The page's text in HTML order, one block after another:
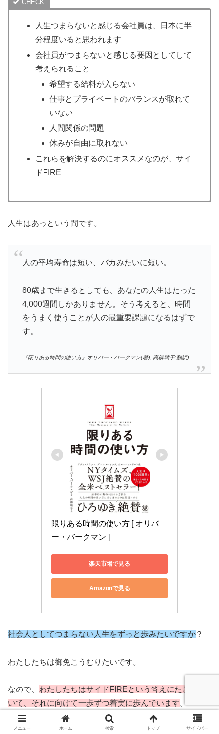
人生つまらないと感じる会社員は、日本に半
分程度いると思われます
会社員がつまらないと感じる要因としてして
考えられること
希望する給料が入らない
仕事とプライベートのバランスが取れて
いない
人間関係の問題
休みが自由に取れない
これらを解決するのにオススメなのが、サイ
ドFIRE
人生はあっという間です。
人の平均寿命は短い、バカみたいに短い。
80歳まで生きるとしても、あなたの人生はたった
4,000週間しかありません。そう考えると、時間
をうまく使うことが人の最重要課題になるはずで
す。
『限りある時間の使い方』オリバー・バークマン(著), 高橋璃子(翻訳)
限りある時間の使い方 [ オリバ
ー・バークマン ]
楽天市場で見る
Amazonで見る
社会人としてつまらない人生をずっと歩みたいですか ？
わたしたちは御免こうむりたいです。
なので、 わたしたちはサイドFIREという答えにたどり着
いて、それに向けて一歩ずつ着実に歩んでいます。
わたしたちも日々、稼ぐ力を鍛えるために奮闘していま
メニュー ホーム 検索 トップ サイドバー